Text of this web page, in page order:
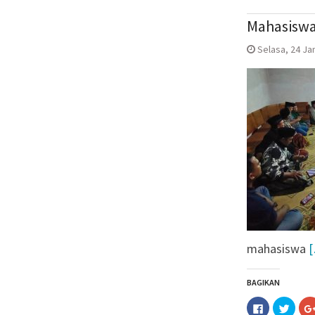
baru) baru)
Selasa, 24
mahasiswa
BAGIKAN
Klik Klik